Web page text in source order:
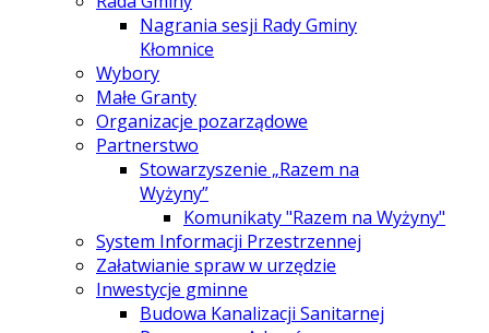
Nagrania sesji Rady Gminy
Kłomnice
Wybory
Małe Granty
Organizacje pozarządowe
Partnerstwo
Stowarzyszenie „Razem na
Wyżyny”
Komunikaty "Razem na Wyżyny"
System Informacji Przestrzennej
Załatwianie spraw w urzędzie
Inwestycje gminne
Budowa Kanalizacji Sanitarnej